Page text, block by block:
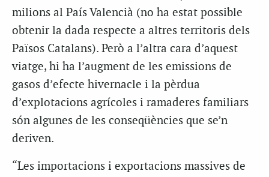
milions al País Valencià (no ha estat possible
obtenir la dada respecte a altres territoris dels
Països Catalans). Però a l’altra cara d’aquest
viatge, hi ha l’augment de les emissions de
gasos d’efecte hivernacle i la pèrdua
d’explotacions agrícoles i ramaderes familiars
són algunes de les conseqüències que se’n
deriven.
“Les importacions i exportacions massives de